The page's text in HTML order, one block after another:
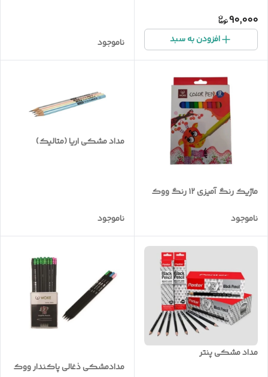
90,000
افزودن به سبد ناموجود
ماژیک رنگ آمیزی ۱۲ رنگ ووک
ناموجود
مداد مشکی اریا (متالیک)
ناموجود
مداد مشکی پنتر
مدادمشکی ذغالی پاکندار ووک